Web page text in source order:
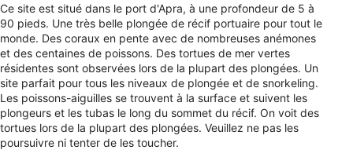
Ce site est situé dans le port d'Apra, à une profondeur de 5 à
90 pieds. Une très belle plongée de récif portuaire pour tout le
monde. Des coraux en pente avec de nombreuses anémones
et des centaines de poissons. Des tortues de mer vertes
résidentes sont observées lors de la plupart des plongées. Un
site parfait pour tous les niveaux de plongée et de snorkeling.
Les poissons-aiguilles se trouvent à la surface et suivent les
plongeurs et les tubas le long du sommet du récif. On voit des
tortues lors de la plupart des plongées. Veuillez ne pas les
poursuivre ni tenter de les toucher.